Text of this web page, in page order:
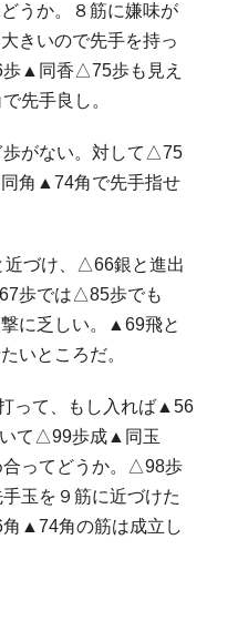
うか。８筋に嫌味が
きいので先手を持っ
▲同香△75歩も見え
先手良し。
がない。対して△75
角▲74角で先手指せ
づけ、△66銀と進出
歩では△85歩でも
に乏しい。▲69飛と
いところだ。
って、もし入れば▲56
いて△99歩成▲同玉
ってどうか。△98歩
玉を９筋に近づけた
▲74角の筋は成立し